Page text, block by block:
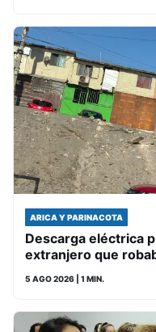
ARICA Y PARINACOTA
Descarga eléctrica
extranjero que
5 AGO 2026 | 1 MIN.